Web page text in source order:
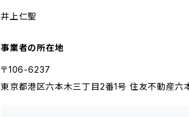
井上仁聖
事業者の所在地
〒106-6237
東京都港区六本木三丁目2番1号 住友不動産六